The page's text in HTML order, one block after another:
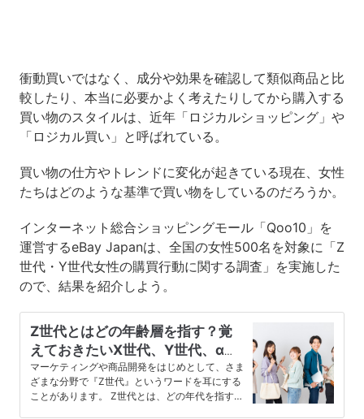
衝動買いではなく、成分や効果を確認して類似商品と比
較したり、本当に必要かよく考えたりしてから購入する
買い物のスタイルは、近年「ロジカルショッピング」や
「ロジカル買い」と呼ばれている。
買い物の仕方やトレンドに変化が起きている現在、女性
たちはどのような基準で買い物をしているのだろうか。
インターネット総合ショッピングモール「Qoo10」を
運営するeBay Japanは、全国の女性500名を対象に「Z
世代・Y世代女性の購買行動に関する調査」を実施した
ので、結果を紹介しよう。
Z世代とはどの年齢層を指す？覚
えておきたいX世代、Y世代、α世
代との違い
マーケティングや商品開発をはじめとして、さま
ざまな分野で『Z世代』というワードを耳にする
ことがあります。 Z世代とは、どの年代を指すの